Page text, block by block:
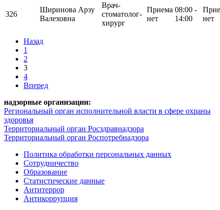
326
Ширинова Арзу
Валеховна
Врач-
стоматолог-
хирург
Приема
нет
08:00 -
14:00
нет
Назад
1
2
3
4
Вперед
надзорные организации:
Региональный орган исполнительной власти в сфере охраны
здоровья
Территориальный орган Росздравнадзора
Территориальный орган Роспотребнадзора
Политика обработки персональных данных
Сотрудничество
Образование
Статистические данные
Антитеррор
Антикоррупция